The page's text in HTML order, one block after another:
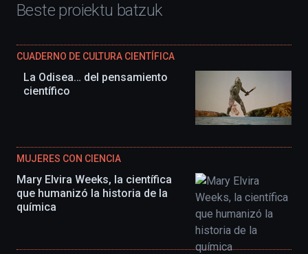
Beste proiektu batzuk
CUADERNO DE CULTURA CIENTÍFICA
La Odisea… del pensamiento
científico
MUJERES CON CIENCIA
Mary Elvira Weeks, la científica
que humanizó la historia de la
química